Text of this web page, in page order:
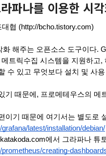
파나를 이용한 시
대협 (http://bcho.tistory.com)
해주는 오픈소스 도구이다.
트릭수집 시스템을 지원하고,
수 있고 무엇보다 설치 및 사
기 때문에, 프로메테우스의 메
이기 때문에 여기서는 별도로
latest/installation/debian/
에서 그라파나 튜
creating-